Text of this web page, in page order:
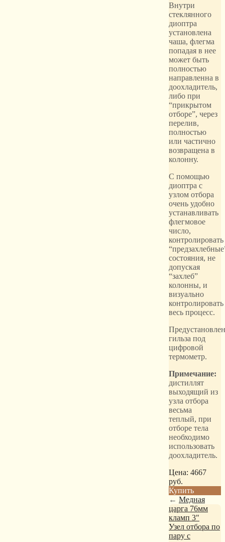
Внутри
стеклянного
диоптра
установлена
чаша, флегма
попадая в нее
может быть
полностью
направленна в
доохладитель,
либо при
“прикрытом
отборе”, через
перелив,
полностью
или частично
возвращена в
колонну.
С помощью
диоптра с
узлом отбора
очень удобно
устанавливать
флегмовое
число,
контролировать
состояния, не
допуская
“захлеб”
колонны, и
визуально
контролировать
весь процесс.
гильза под
цифровой
термометр.
Примечание:
дистиллят
выходящий из
узла отбора
весьма
теплый, при
отборе тела
необходимо
использовать
доохладитель.
Цена: 4667
руб.
Купить
← Медная
царга 76мм
кламп 3"
Узел отбора по
пару с